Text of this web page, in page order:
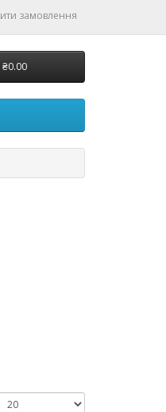
замовлення
₴0.00